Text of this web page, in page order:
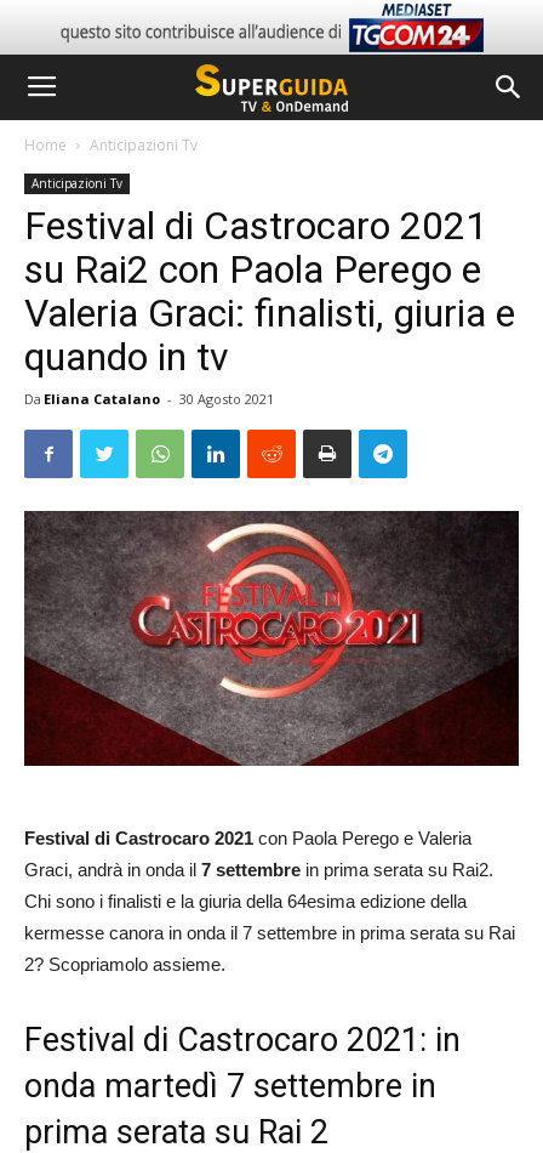
Home Anticipazioni Tv
Anticipazioni Tv
Festival di Castrocaro 2021
su Rai2 con Paola Perego e
Valeria Graci: finalisti, giuria e
quando in tv
Da Eliana Catalano - 30 Agosto 2021
Festival di Castrocaro 2021 con Paola Perego e Valeria
Graci, andrà in onda il 7 settembre in prima serata su Rai2.
Chi sono i finalisti e la giuria della 64esima edizione della
kermesse canora in onda il 7 settembre in prima serata su Rai
2? Scopriamolo assieme.
Festival di Castrocaro 2021: in
onda martedì 7 settembre in
prima serata su Rai 2